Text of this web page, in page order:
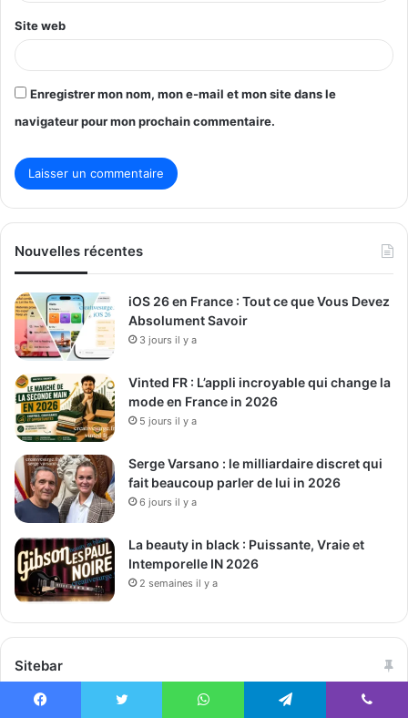
Site web
Enregistrer mon nom, mon e-mail et mon site dans le
navigateur pour mon prochain commentaire.
Nouvelles récentes
iOS 26 en France : Tout ce que Vous Devez
Absolument Savoir
3 jours il y a
Vinted FR : L’appli incroyable qui change la
mode en France in 2026
5 jours il y a
Serge Varsano : le milliardaire discret qui
fait beaucoup parler de lui in 2026
6 jours il y a
La beauty in black : Puissante, Vraie et
Intemporelle IN 2026
2 semaines il y a
Sitebar